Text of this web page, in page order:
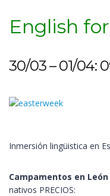
English
30/03 – 01/04:
Inmersión lingüistica en
Campamentos en León
nativos PRECIOS: